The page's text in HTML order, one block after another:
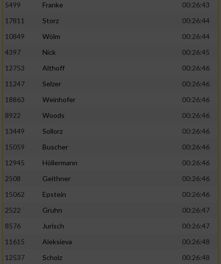
5499
Franke
00:26:43
17811
Storz
00:26:44
10849
Wölm
00:26:44
4397
Nick
00:26:45
12753
Althoff
00:26:46
11247
Selzer
00:26:46
18863
Weinhofer
00:26:46
8922
Woods
00:26:46
13449
Sollorz
00:26:46
15059
Buscher
00:26:46
12945
Höllermann
00:26:46
2508
Geithner
00:26:46
15062
Epstein
00:26:46
2522
Gruhn
00:26:47
8576
Jurisch
00:26:47
11615
Aleksieva
00:26:48
12537
Scholz
00:26:48